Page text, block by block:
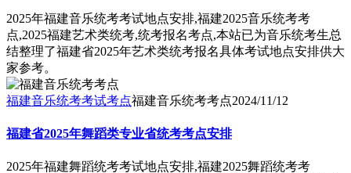
2025年福建音乐统考考试地点安排,福建2025音乐统考考
点,2025福建艺术类统考,统考报名考点,本站已为音乐统考生总
结整理了福建省2025年艺术类统考报名具体考试地点安排供大
家参考。
福建音乐统考考试考点福建音乐统考考点2024/11/12
福建省2025年舞蹈类专业省统考考点安排
2025年福建舞蹈统考考试地点安排,福建2025舞蹈统考考